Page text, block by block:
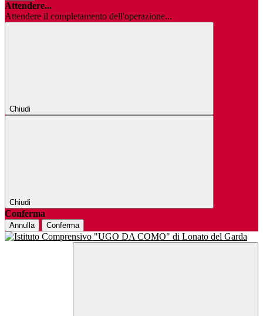
Attendere...
Attendere il completamento dell'operazione...
Chiudi
Chiudi
Conferma
Annulla Conferma